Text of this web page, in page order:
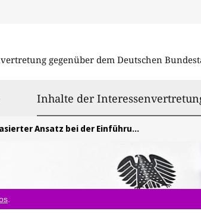
gegenüber dem Deutschen
Inhalte der
bei der Einführung einer Elementarschadenpflichtversicherung